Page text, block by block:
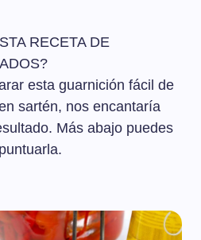
RECETA DE
esta guarnición fácil de
sartén, nos encantaría
Más abajo puedes